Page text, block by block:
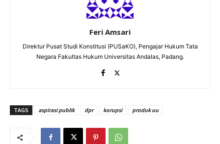
Feri Amsari
Direktur Pusat Studi Konstitusi (PUSaKO), Pengajar Hukum Tata
Negara Fakultas Hukum Universitas Andalas, Padang.
TAGS aspirasi publik dpr korupsi produk uu